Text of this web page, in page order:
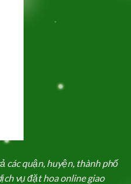
các quận, huyện, thành phố
vụ đặt hoa online giao